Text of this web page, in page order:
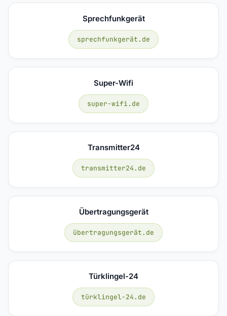
Sprechfunkgerät
sprechfunkgerät.de
Super-Wifi
super-wifi.de
Transmitter24
transmitter24.de
Übertragungsgerät
übertragungsgerät.de
Türklingel-24
türklingel-24.de